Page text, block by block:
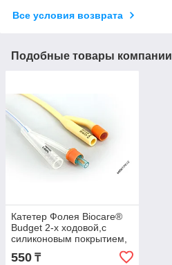
Все условия возврата
Подобные товары компании
Катетер Фолея Biocare®
Budget 2-х ходовой,с
силиконовым покрытием,
550 ₸